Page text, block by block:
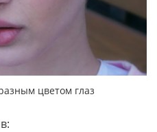
цветом глаз